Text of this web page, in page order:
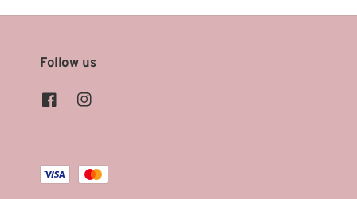
Follow us